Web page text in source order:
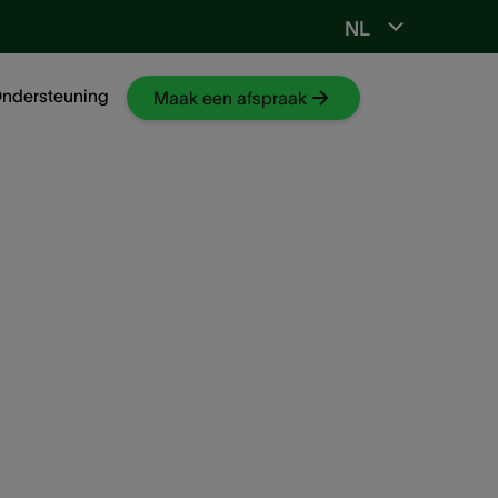
NL
Maak een afspraak
Ga naar NKO-web